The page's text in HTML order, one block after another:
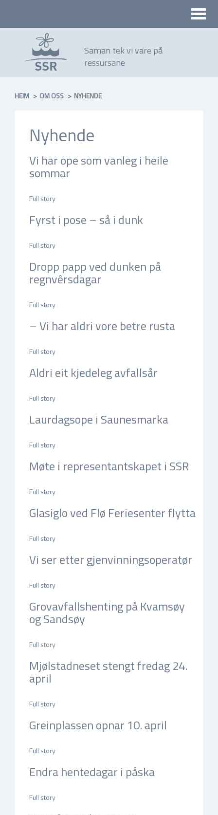
Saman tek vi vare på
ressursane
Toggle
HEIM OM OSS NYHENDE
Nyhende
Vi har ope som vanleg i heile
sommar
Full story
Fyrst i pose – så i dunk
Full story
Dropp papp ved dunken på
regnvêrsdagar
Full story
– Vi har aldri vore betre rusta
Full story
Aldri eit kjedeleg avfallsår
Full story
Laurdagsope i Saunesmarka
Full story
Møte i representantskapet i SSR
Full story
Glasiglo ved Flø Feriesenter flytta
Full story
Vi ser etter gjenvinningsoperatør
Full story
Grovavfallshenting på Kvamsøy
og Sandsøy
Full story
Mjølstadneset stengt fredag 24.
april
Full story
Greinplassen opnar 10. april
Full story
Endra hentedagar i påska
Full story